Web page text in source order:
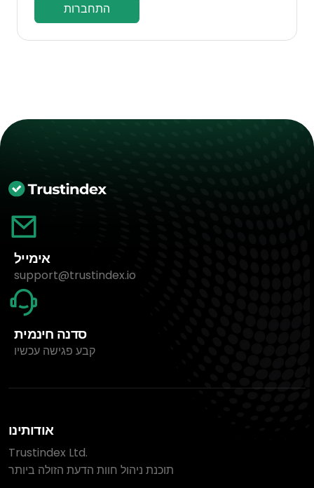
התחברות
אימייל
support@trustindex.io
סדנה חינמית
קבע פגישה עכשיו
אודותינו
Trustindex Ltd.
תוכנת ניהול חוות הדעת הזולה ביותר